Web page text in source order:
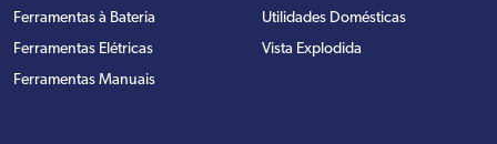
Ferramentas à Bateria
Ferramentas Elétricas
Ferramentas Manuais
Utilidades Domésticas
Vista Explodida